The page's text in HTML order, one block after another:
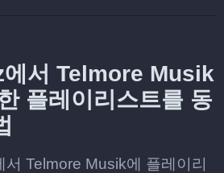
서 Telmore Musik
플레이리스트를 동
Telmore Musik에 플레이리